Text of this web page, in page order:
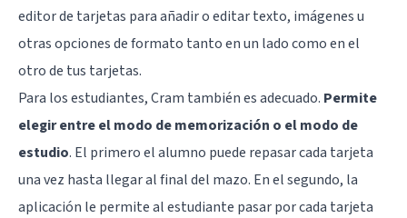
editor de tarjetas para añadir o editar texto, imágenes u
otras opciones de formato tanto en un lado como en el
otro de tus tarjetas.
Para los estudiantes, Cram también es adecuado. Permite
elegir entre el modo de memorización o el modo de
estudio. El primero el alumno puede repasar cada tarjeta
una vez hasta llegar al final del mazo. En el segundo, la
aplicación le permite al estudiante pasar por cada tarjeta